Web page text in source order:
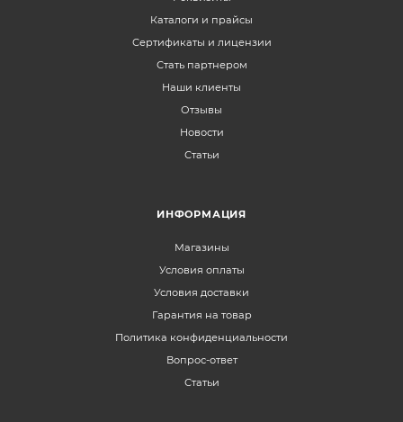
Каталоги и прайсы
Сертификаты и лицензии
Стать партнером
Наши клиенты
Отзывы
Новости
Статьи
ИНФОРМАЦИЯ
Магазины
Условия оплаты
Условия доставки
Гарантия на товар
Политика конфиденциальности
Вопрос-ответ
Статьи